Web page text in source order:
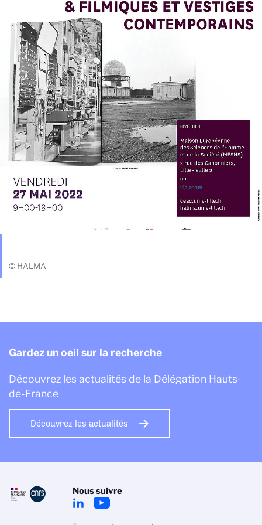
© HALMA
Gardez un oeil sur la recherche
Découvrez les actualités de la Délégation Hauts-
de-France
Découvrez les actualités
Nous suivre